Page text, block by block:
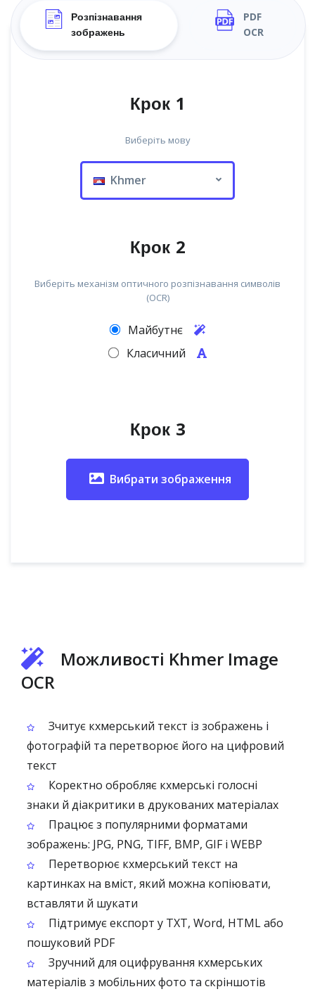
Розпізнавання
зображень
PDF
OCR
Крок 1
Виберіть мову
Khmer
Крок 2
Виберіть механізм оптичного розпізнавання символів
(OCR)
Майбутнє
Класичний
Крок 3
Вибрати зображення
Можливості Khmer Image
OCR
Зчитує кхмерський текст із зображень і
фотографій та перетворює його на цифровий
текст
Коректно обробляє кхмерські голосні
знаки й діакритики в друкованих матеріалах
Працює з популярними форматами
зображень: JPG, PNG, TIFF, BMP, GIF і WEBP
Перетворює кхмерський текст на
картинках на вміст, який можна копіювати,
вставляти й шукати
Підтримує експорт у TXT, Word, HTML або
пошуковий PDF
Зручний для оцифрування кхмерських
матеріалів з мобільних фото та скріншотів